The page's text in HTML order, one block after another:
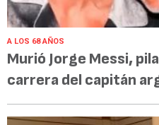
A LOS 68 AÑOS
Murió Jorge Messi,
carrera del capitán